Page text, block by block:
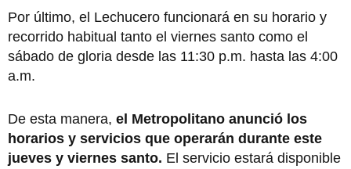
Por último, el Lechucero funcionará en su horario y
recorrido habitual tanto el viernes santo como el
sábado de gloria desde las 11:30 p.m. hasta las 4:00
a.m.
De esta manera, el Metropolitano anunció los
horarios y servicios que operarán durante este
jueves y viernes santo. El servicio estará disponible